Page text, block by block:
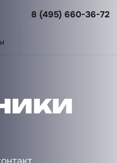
8 (495) 660-36-72